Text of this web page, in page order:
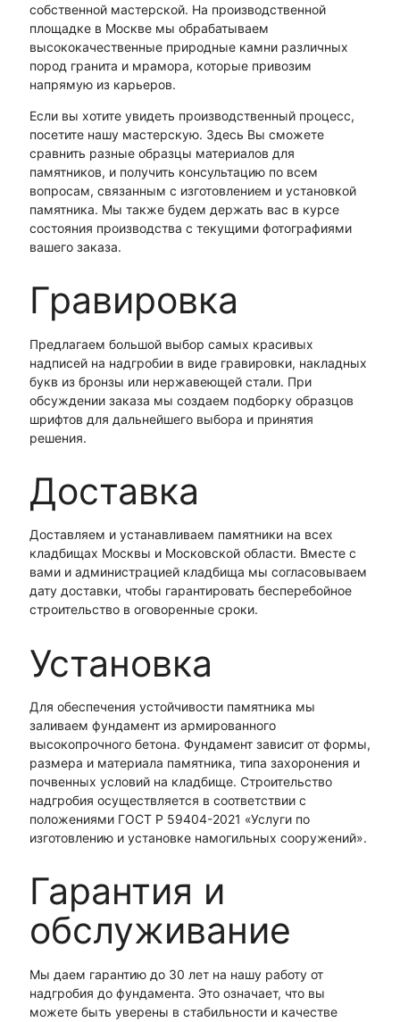
собственной мастерской. На производственной
площадке в Москве мы обрабатываем
высококачественные природные камни различных
пород гранита и мрамора, которые привозим
напрямую из карьеров.
Если вы хотите увидеть производственный процесс,
посетите нашу мастерскую. Здесь Вы сможете
сравнить разные образцы материалов для
памятников, и получить консультацию по всем
вопросам, связанным с изготовлением и установкой
памятника. Мы также будем держать вас в курсе
состояния производства с текущими фотографиями
вашего заказа.
Гравировка
Предлагаем большой выбор самых красивых
надписей на надгробии в виде гравировки, накладных
букв из бронзы или нержавеющей стали. При
обсуждении заказа мы создаем подборку образцов
шрифтов для дальнейшего выбора и принятия
решения.
Доставка
Доставляем и устанавливаем памятники на всех
кладбищах Москвы и Московской области. Вместе с
вами и администрацией кладбища мы согласовываем
дату доставки, чтобы гарантировать бесперебойное
строительство в оговоренные сроки.
Установка
Для обеспечения устойчивости памятника мы
заливаем фундамент из армированного
высокопрочного бетона. Фундамент зависит от формы,
размера и материала памятника, типа захоронения и
почвенных условий на кладбище. Строительство
надгробия осуществляется в соответствии с
положениями ГОСТ Р 59404-2021 «Услуги по
изготовлению и установке намогильных сооружений».
Гарантия и
обслуживание
Мы даем гарантию до 30 лет на нашу работу от
надгробия до фундамента. Это означает, что вы
можете быть уверены в стабильности и качестве